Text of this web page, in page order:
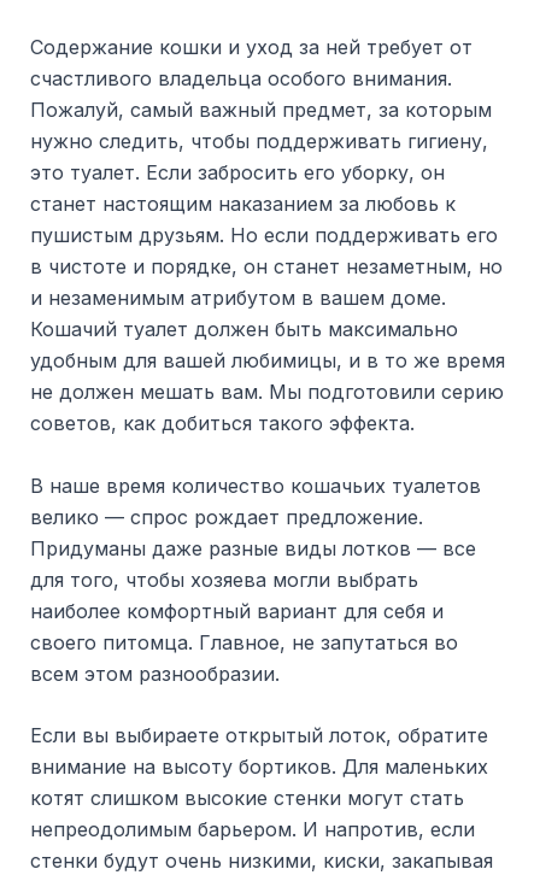
Содержание кошки и уход за ней требует от
счастливого владельца особого внимания.
Пожалуй, самый важный предмет, за которым
нужно следить, чтобы поддерживать гигиену,
это туалет. Если забросить его уборку, он
станет настоящим наказанием за любовь к
пушистым друзьям. Но если поддерживать его
в чистоте и порядке, он станет незаметным, но
и незаменимым атрибутом в вашем доме.
Кошачий туалет должен быть максимально
удобным для вашей любимицы, и в то же время
не должен мешать вам. Мы подготовили серию
советов, как добиться такого эффекта.
В наше время количество кошачьих туалетов
велико — спрос рождает предложение.
Придуманы даже разные виды лотков — все
для того, чтобы хозяева могли выбрать
наиболее комфортный вариант для себя и
своего питомца. Главное, не запутаться во
всем этом разнообразии.
Если вы выбираете открытый лоток, обратите
внимание на высоту бортиков. Для маленьких
котят слишком высокие стенки могут стать
непреодолимым барьером. И напротив, если
стенки будут очень низкими, киски, закапывая